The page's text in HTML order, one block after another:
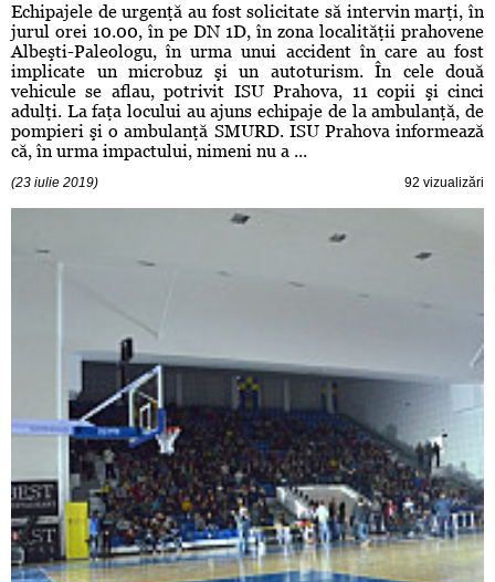
Echipajele de urgenţă au fost solicitate să intervin marţi, în
jurul orei 10.00, în pe DN 1D, în zona localităţii prahovene
Albeşti-Paleologu, în urma unui accident în care au fost
implicate un microbuz şi un autoturism. În cele două
vehicule se aflau, potrivit ISU Prahova, 11 copii şi cinci
adulţi. La faţa locului au ajuns echipaje de la ambulanţă, de
pompieri şi o ambulanţă SMURD. ISU Prahova informează
că, în urma impactului, nimeni nu a ...
(23 iulie 2019) 92 vizualizări